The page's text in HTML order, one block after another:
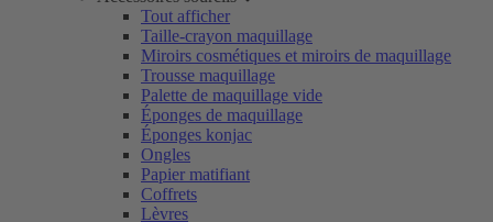
Tout afficher
Taille-crayon maquillage
Miroirs cosmétiques et miroirs de maquillage
Trousse maquillage
Palette de maquillage vide
Éponges de maquillage
Éponges konjac
Ongles
Papier matifiant
Coffrets
Lèvres